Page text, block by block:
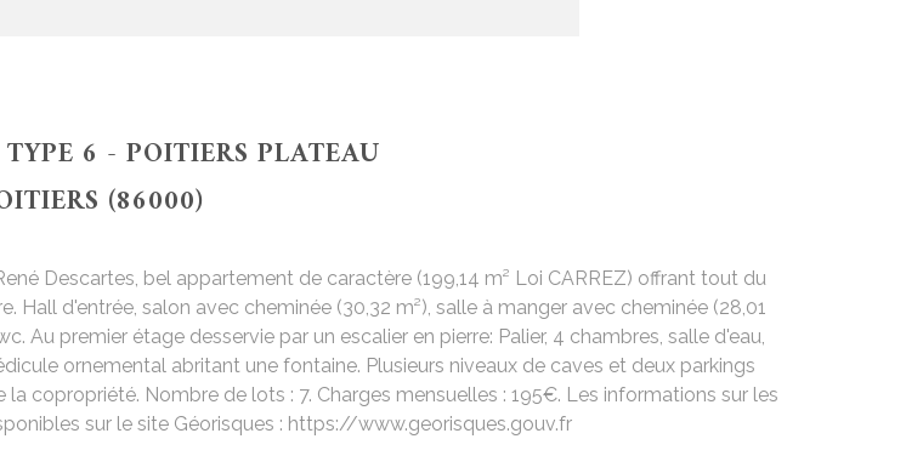
6 - POITIERS PLATEAU
(86000)
Descartes, bel appartement de caractère (199,14 m² Loi CARREZ) offrant tout du
Hall d'entrée, salon avec cheminée (30,32 m²), salle à manger avec cheminée (28,01
Au premier étage desservie par un escalier en pierre: Palier, 4 chambres, salle d'eau,
ornemental abritant une fontaine. Plusieurs niveaux de caves et deux parkings
copropriété. Nombre de lots : 7. Charges mensuelles : 195€. Les informations sur les
sur le site Géorisques : https://www.georisques.gouv.fr